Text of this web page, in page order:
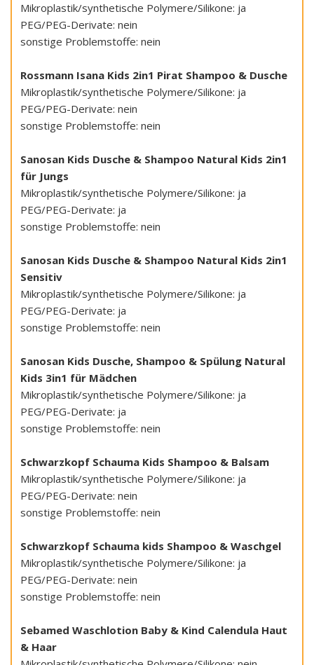
Mikroplastik/synthetische Polymere/Silikone: ja
PEG/PEG-Derivate: nein
sonstige Problemstoffe: nein
Rossmann Isana Kids 2in1 Pirat Shampoo & Dusche
Mikroplastik/synthetische Polymere/Silikone: ja
PEG/PEG-Derivate: nein
sonstige Problemstoffe: nein
Sanosan Kids Dusche & Shampoo Natural Kids 2in1
für Jungs
Mikroplastik/synthetische Polymere/Silikone: ja
PEG/PEG-Derivate: ja
sonstige Problemstoffe: nein
Sanosan Kids Dusche & Shampoo Natural Kids 2in1
Sensitiv
Mikroplastik/synthetische Polymere/Silikone: ja
PEG/PEG-Derivate: ja
sonstige Problemstoffe: nein
Sanosan Kids Dusche, Shampoo & Spülung Natural
Kids 3in1 für Mädchen
Mikroplastik/synthetische Polymere/Silikone: ja
PEG/PEG-Derivate: ja
sonstige Problemstoffe: nein
Schwarzkopf Schauma Kids Shampoo & Balsam
Mikroplastik/synthetische Polymere/Silikone: ja
PEG/PEG-Derivate: nein
sonstige Problemstoffe: nein
Schwarzkopf Schauma kids Shampoo & Waschgel
Mikroplastik/synthetische Polymere/Silikone: ja
PEG/PEG-Derivate: nein
sonstige Problemstoffe: nein
Sebamed Waschlotion Baby & Kind Calendula Haut
& Haar